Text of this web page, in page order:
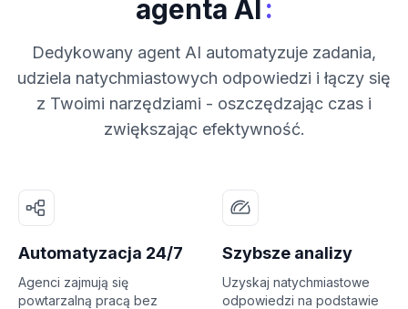
agenta AI:
Dedykowany agent AI automatyzuje zadania,
udziela natychmiastowych odpowiedzi i łączy się
z Twoimi narzędziami - oszczędzając czas i
zwiększając efektywność.
Automatyzacja 24/7
Agenci zajmują się
powtarzalną pracą bez
Szybsze analizy
Uzyskaj natychmiastowe
odpowiedzi na podstawie